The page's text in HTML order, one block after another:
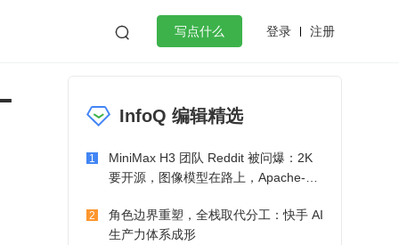
 写点什么 登录 注册
作
微服务架构 flutter
InfoQ 编辑精选
1
MiniMax H3 团队 Reddit 被问爆：2K
要开源，图像模型在路上，Apache-2.0
2
角色边界重塑，全栈取代分工：快手 AI
生产力体系成形